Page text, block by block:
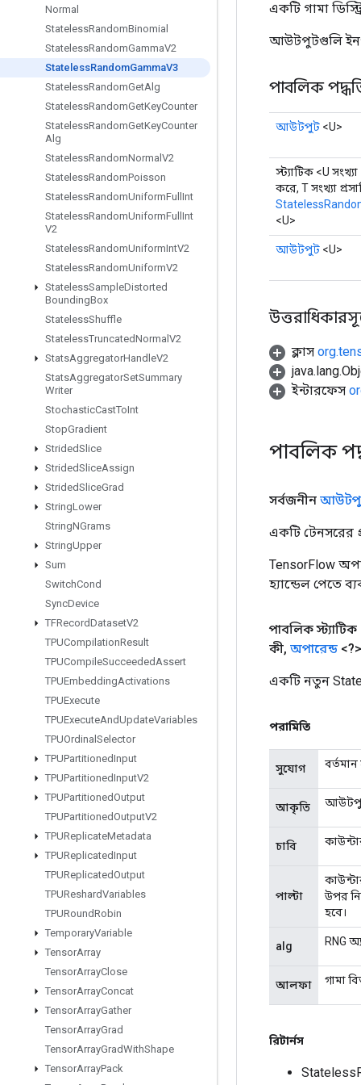
Normal
StatelessRandomBinomial
StatelessRandomGammaV2
StatelessRandomGammaV3
StatelessRandomGetAlg
StatelessRandomGetKeyCounter
StatelessRandomGetKeyCounter
Alg
StatelessRandomNormal V2
StatelessRandomPoisson
StatelessRandomUniformFull Int
StatelessRandomUniformFull Int
V2
StatelessRandomUniformIntV2
StatelessRandomUniformV2
StatelessSampleDistorted
BoundingBox
StatelessShuffle
StatelessTruncatedNormal V2
StatsAggregatorHandleV2
StatsAggregatorSetSummary
Writer
StochasticCastToInt
StopGradient
StridedSlice
StridedSliceAssign
StridedSliceGrad
StringLower
StringNGrams
StringUpper
Sum
SwitchCond
SyncDevice
TFRecordDatasetV2
TPUCompilationResult
TPUCompileSucceededAssert
TPUEmbeddingActivations
TPUExecute
TPUExecuteAndUpdateVariables
TPUOrdinal Selector
TPUPartitionedInput
TPUPartitionedInputV2
TPUPartitionedOutput
TPUPartitionedOutputV2
TPUReplicateMetadata
TPUReplicatedInput
TPUReplicatedOutput
TPUReshardVariables
TPURoundRobin
TemporaryVariable
TensorArray
TensorArrayClose
TensorArrayConcat
TensorArrayGather
TensorArrayGrad
TensorArrayGradWithShape
TensorArrayPack
একটি গামা
আউটপুটগুলি
পাবলিক
আউটপুট <U>
স্ট্যাটিক <U সংখ্যা
করে, T সংখ্যা
<U>
আউটপুট <U>
ক্লাস
ইন্টারফেস
পাবলিক
সর্বজনীন
একটি টেনসরের
TensorFlow
হ্যান্ডেল পেতে
পাবলিক
কী, অপারেন্ড
একটি নতুন
পরামিতি
সুযোগ
আকৃতি
চাবি
পাল্টা
উপর
হবে।
alg RNG
আলফা গামা
রিটার্নস